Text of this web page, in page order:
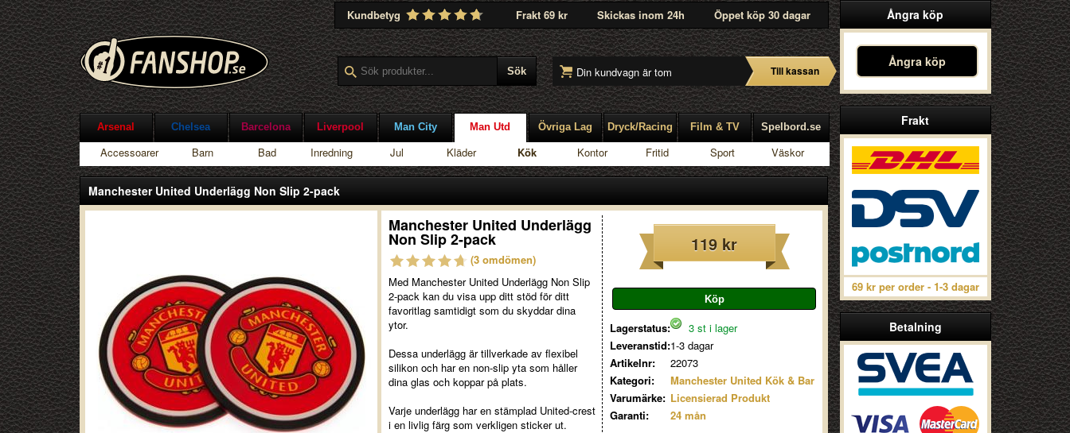
Kundbetyg Frakt 69 kr Skickas inom 24h Öppet köp 30 dagar
Din kundvagn är tom Till kassan
Arsenal Chelsea Barcelona Liverpool Man City Man Utd Övriga Lag Dryck/Racing Film & TV Spelbord.se
Accessoarer Barn Bad Inredning Jul Kläder Kök Kontor Fritid Sport Väskor
Ångra köp
Ångra köp
Frakt
69 kr per order - 1-3 dagar
Betalning
Manchester United Underlägg Non Slip 2-pack
119 kr
Lagerstatus:
3 st i lager
Leveranstid:1-3 dagar
Artikelnr:
22073
Kategori:
Manchester United Kök & Bar
Varumärke: Licensierad Produkt
Garanti:
24 mån
Manchester United Underlägg
Non Slip 2-pack
(3 omdömen)
Med Manchester United Underlägg Non Slip
2-pack kan du visa upp ditt stöd för ditt
favoritlag samtidigt som du skyddar dina
ytor.
Dessa underlägg är tillverkade av flexibel
silikon och har en non-slip yta som håller
dina glas och koppar på plats.
Varje underlägg har en stämplad United-crest
i en livlig färg som verkligen sticker ut.